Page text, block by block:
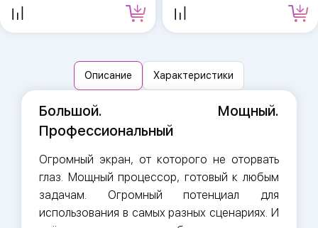
Описание Характеристики
Большой. Мощный.
Профессиональный
Огромный экран, от которого не оторвать
глаз. Мощный процессор, готовый к любым
задачам. Огромный потенциал для
использования в самых разных сценариях. И